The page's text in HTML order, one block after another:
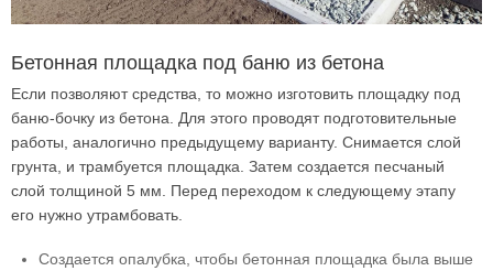
Бетонная площадка под баню из бетона
Если позволяют средства, то можно изготовить площадку под
баню-бочку из бетона. Для этого проводят подготовительные
работы, аналогично предыдущему варианту. Снимается слой
грунта, и трамбуется площадка. Затем создается песчаный
слой толщиной 5 мм. Перед переходом к следующему этапу
его нужно утрамбовать.
Создается опалубка, чтобы бетонная площадка была выше